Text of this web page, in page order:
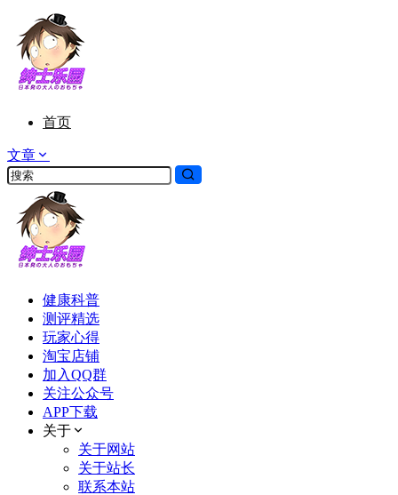
首页
文章
健康科普
测评精选
玩家心得
淘宝店铺
加入QQ群
关注公众号
APP下载
关于
关于网站
关于站长
联系本站